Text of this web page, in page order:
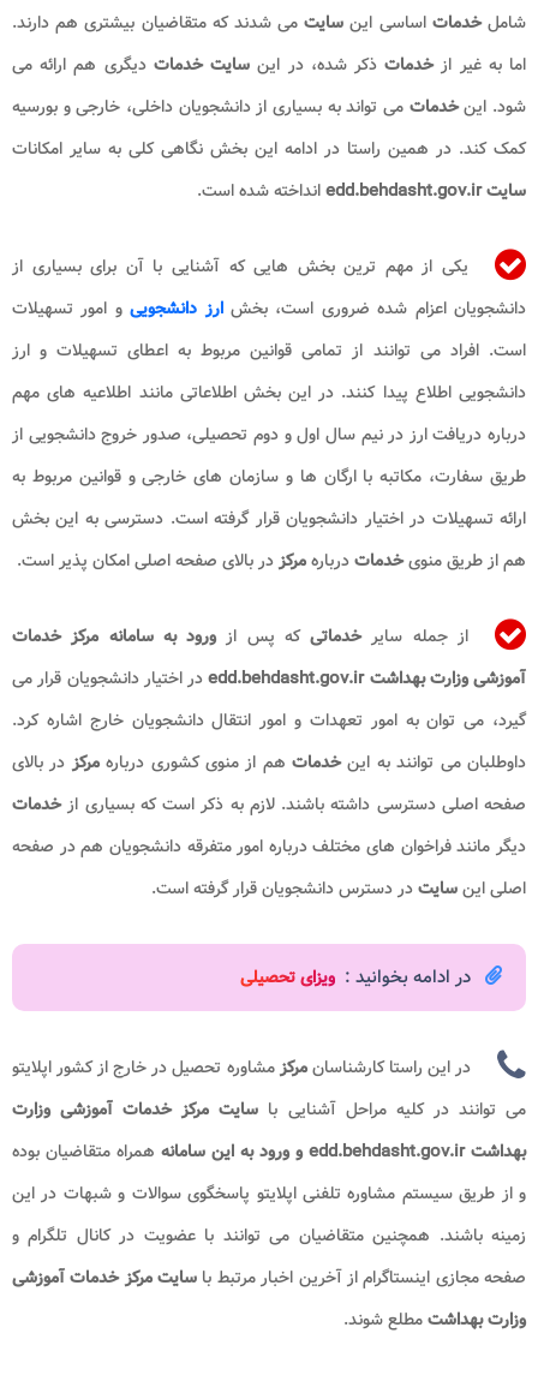
شاملخدماتاساسی این سایت می شدند که متقاضیان بیشتری هم دارند.
اما به غیر ازخدماتذکر شده، در اینسایت خدمات دیگری هم ارائه می
شود. اینخدمات می تواند به بسیاری از دانشجویان داخلی، خارجی و بورسیه
کمک کند. در همین راستا در ادامه این بخش نگاهی کلی به سایر امکانات
سایت edd.behdasht.gov.ir
انداخته شده است.
یکی از مهم ترین بخش هایی که آشنایی با آن برای بسیاری از
دانشجویان اعزام شده ضروری است، بخشارز دانشجوییو امور تسهیلات
است. افراد می توانند از تمامی قوانین مربوط به اعطای تسهیلات و ارز
دانشجویی اطلاع پیدا کنند. در این بخش اطلاعاتی مانند اطلاعیه های مهم
درباره دریافت ارز در نیم سال اول و دوم تحصیلی، صدور خروج دانشجویی از
طریق سفارت، مکاتبه با ارگان ها و سازمان های خارجی و قوانین مربوط به
ارائه تسهیلات در اختیار دانشجویان قرار گرفته است. دسترسی به این بخش
هم از طریق منویخدماتدربارهمرکزدر بالای صفحه اصلی امکان پذیر است.
از جمله سایرخدماتیکه پس از ورود به سامانه مرکز خدمات
آموزشی وزارت بهداشت edd.behdasht.gov.ir
در اختیار دانشجویان قرار می
گیرد، می توان به امور تعهدات و امور انتقال دانشجویان خارج اشاره کرد.
داوطلبان می توانند به اینخدمات هم از منوی کشوری دربارهمرکز در بالای
صفحه اصلی دسترسی داشته باشند. لازم به ذکر است که بسیاری ازخدمات
دیگر مانند فراخوان های مختلف درباره امور متفرقه دانشجویان هم در صفحه
اصلی اینسایتدر دسترس دانشجویان قرار گرفته است.
در ادامه بخوانید : ویزای تحصیلی
در این راستا کارشناسانمرکزمشاوره تحصیل در خارج از کشور اپلایتو
می توانند در کلیه مراحل آشنایی با سایت مرکز خدمات آموزشی وزارت
بهداشت edd.behdasht.gov.ir و ورود به این سامانه
همراه متقاضیان بوده
و از طریق سیستم مشاوره تلفنی اپلایتو پاسخگوی سوالات و شبهات در این
زمینه باشند. همچنین متقاضیان می توانند با عضویت در کانال تلگرام و
صفحه مجازی اینستاگرام از آخرین اخبار مرتبط با سایت مرکز خدمات آموزشی
وزارت بهداشتمطلع شوند.